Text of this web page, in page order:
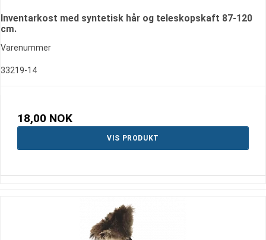
Inventarkost med syntetisk hår og teleskopskaft 87-120
cm.
Varenummer
33219-14
18,00 NOK
VIS PRODUKT